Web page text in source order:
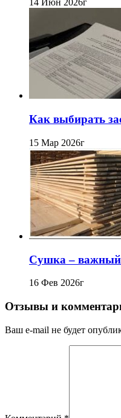
14 Июн 2026г
Как выбирать
15 Мар 2026г
Сушка – важный
16 Фев 2026г
Отзывы и
Ваш e-mail не будет